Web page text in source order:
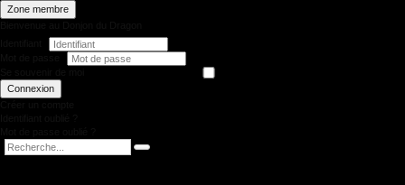
Zone membre
Connexion